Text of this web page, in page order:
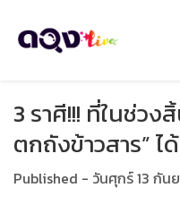
3 ราศี!!! ที่ในช่ว
ตกถังข้าวสาร” ไ
Published - วันศุกร์ 13 กัน